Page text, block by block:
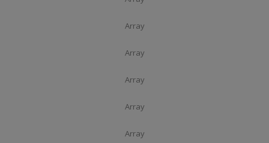
Array
Array
Array
Array
Array